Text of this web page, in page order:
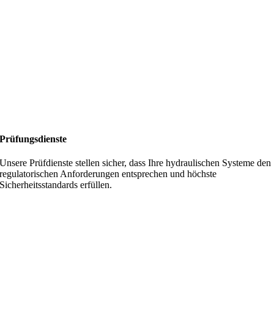
Prüfungsdienste
Unsere Prüfdienste stellen sicher, dass Ihre hydraulischen Systeme den
regulatorischen Anforderungen entsprechen und höchste
Sicherheitsstandards erfüllen.